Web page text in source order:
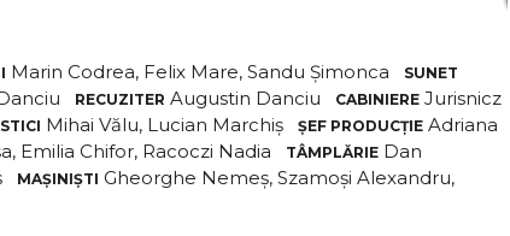
Marin Codrea, Felix Mare, Sandu Șimonca SUNET
RECUZITER Augustin Danciu CABINIERE Jurisnicz
Mihai Vălu, Lucian Marchiș ȘEF PRODUCȚIE Adriana
Emilia Chifor, Racoczi Nadia TÂMPLĂRIE Dan
MAȘINIȘTI Gheorghe Nemeș, Szamoși Alexandru,